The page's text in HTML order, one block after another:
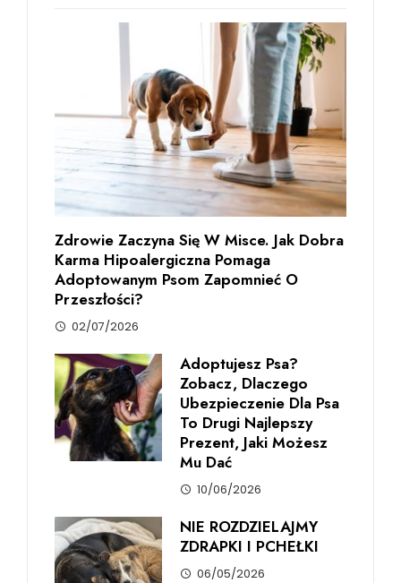
Zdrowie Zaczyna Się W Misce. Jak Dobra
Karma Hipoalergiczna Pomaga
Adoptowanym Psom Zapomnieć O
Przeszłości?
02/07/2026
Adoptujesz Psa?
Zobacz, Dlaczego
Ubezpieczenie Dla Psa
To Drugi Najlepszy
Prezent, Jaki Możesz
Mu Dać
10/06/2026
NIE ROZDZIELAJMY
ZDRAPKI I PCHEŁKI
06/05/2026